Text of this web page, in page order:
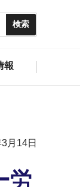
報
月14日
労